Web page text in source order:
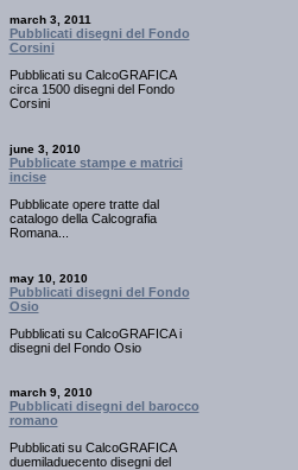
march 3, 2011
Pubblicati disegni del Fondo
Corsini
Pubblicati su CalcoGRAFICA
circa 1500 disegni del Fondo
Corsini
june 3, 2010
Pubblicate stampe e matrici
incise
Pubblicate opere tratte dal
catalogo della Calcografia
Romana...
may 10, 2010
Pubblicati disegni del Fondo
Osio
Pubblicati su CalcoGRAFICA i
disegni del Fondo Osio
march 9, 2010
Pubblicati disegni del barocco
romano
Pubblicati su CalcoGRAFICA
duemiladuecento disegni del